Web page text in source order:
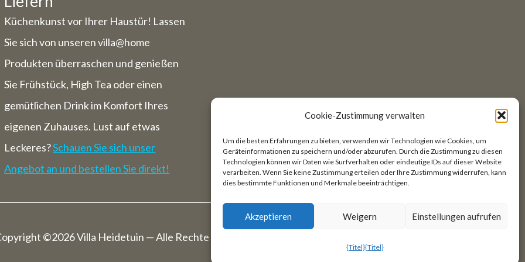
Cookie-Zustimmung verwalten
Um die besten Erfahrungen zu bieten, verwenden wir Technologien wie Cookies, um
Geräteinformationen zu speichern und/oder abzurufen. Durch die Zustimmung zu diesen
Technologien können wir Daten wie Surfverhalten oder eindeutige IDs auf dieser Website
verarbeiten. Wenn Sie keine Zustimmung erteilen oder Ihre Zustimmung widerrufen, kann
dies bestimmte Funktionen und Merkmale beeinträchtigen.
Akzeptieren Weigern Einstellungen aufrufen
{Titel}{Titel}
Küchenkunst vor Ihrer Haustür! Lassen
Sie sich von unseren villa@home
Produkten überraschen und genießen
Sie Frühstück, High Tea oder einen
gemütlichen Drink im Komfort Ihres
eigenen Zuhauses. Lust auf etwas
Leckeres?Schauen Sie sich unser
Angebot an und bestellen Sie direkt!
©2026 Villa Heidetuin — Alle Rechte Vorbehalten